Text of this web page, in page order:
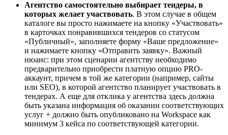
Агентство самостоятельно выбирает тендеры, в
которых желает участвовать. В этом случае в общем
каталоге вы просто нажимаете на кнопку «Участвовать»
в карточках понравившихся тендеров со статусом
«Публичный», заполняете форму «Ваше предложение»
и нажимаете кнопку «Отправить заявку». Важный
нюанс: при этом сценарии агентству необходимо
предварительно приобрести платную опцию PRO-
аккаунт, причем в той же категории (например, сайты
или SEO), в которой агентство планирует участвовать в
тендерах. А еще для отклика у агентства здесь должна
быть указана информация об оказании соответствующих
услуг + должно быть опубликовано на Workspace как
минимум 3 кейса по соответствующей категории.